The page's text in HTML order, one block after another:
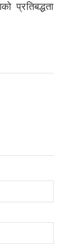
प्रतिबद्धता